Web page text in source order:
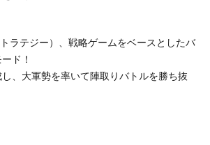
ラテジー）、戦略ゲームをベースとしたバ
ド！
、大軍勢を率いて陣取りバトルを勝ち抜